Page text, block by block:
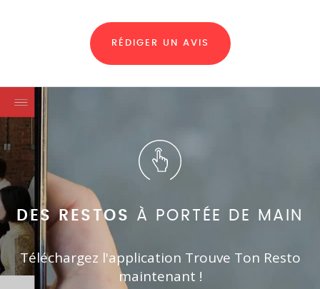
RÉDIGER UN AVIS
DES RESTOS À PORTÉE DE MAIN
Téléchargez l'application Trouve Ton Resto
maintenant !